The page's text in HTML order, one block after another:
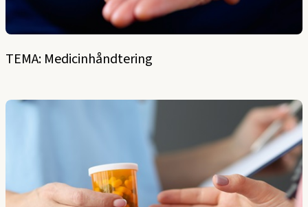
TEMA: Medicinhåndtering